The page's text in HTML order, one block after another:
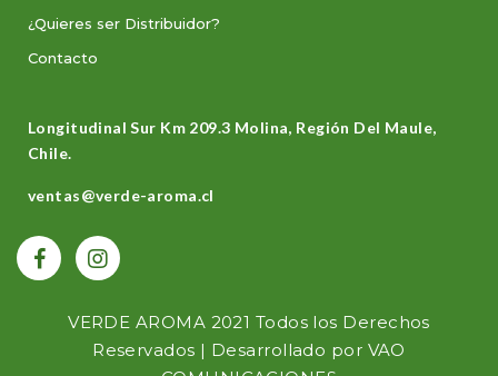
¿Quieres ser Distribuidor?
Contacto
Longitudinal Sur Km 209.3 Molina, Región Del Maule,
Chile.
ventas@verde-aroma.cl
VERDE AROMA 2021 Todos los Derechos
Reservados | Desarrollado por VAO